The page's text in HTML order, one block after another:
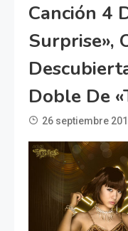
Canción 4
Surprise»,
Doble De
26 septiembre